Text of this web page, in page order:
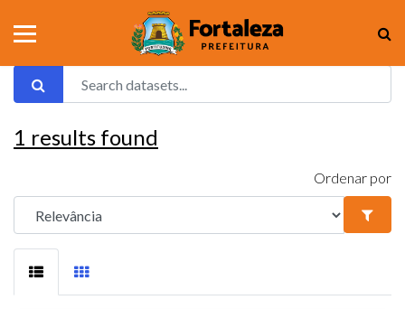
1 results found
Ordenar por